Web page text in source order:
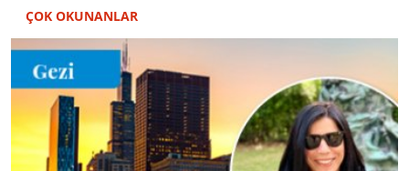
ÇOK OKUNANLAR